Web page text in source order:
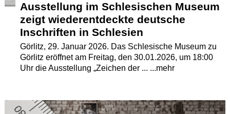
Ausstellung im Schlesischen Museum
zeigt wiederentdeckte deutsche
Inschriften in Schlesien
Görlitz, 29. Januar 2026. Das Schlesische Museum zu
Görlitz eröffnet am Freitag, den 30.01.2026, um 18:00
Uhr die Ausstellung „Zeichen der ... ...mehr